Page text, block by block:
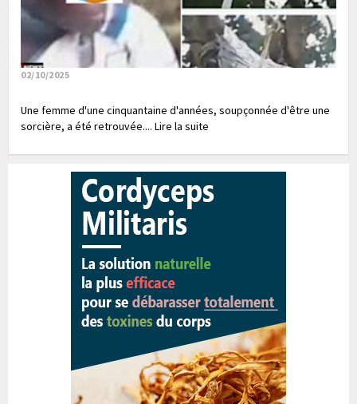
02/10/2025
Une femme d'une cinquantaine d'années, soupçonnée d'être une
sorcière, a été retrouvée.... Lire la suite